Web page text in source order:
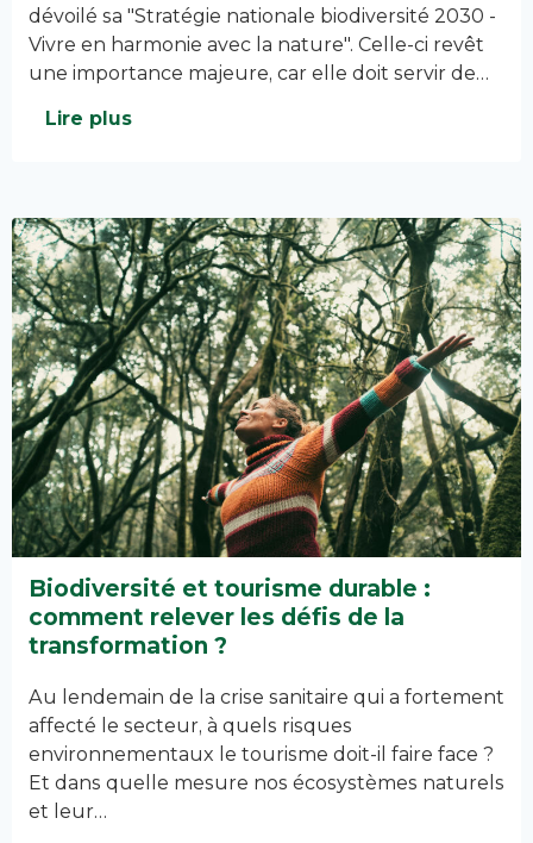
dévoilé sa "Stratégie nationale biodiversité 2030 -
Vivre en harmonie avec la nature". Celle-ci revêt
une importance majeure, car elle doit servir de…
Lire plus
Biodiversité et tourisme durable :
comment relever les défis de la
transformation ?
Au lendemain de la crise sanitaire qui a fortement
affecté le secteur, à quels risques
environnementaux le tourisme doit-il faire face ?
Et dans quelle mesure nos écosystèmes naturels
et leur…